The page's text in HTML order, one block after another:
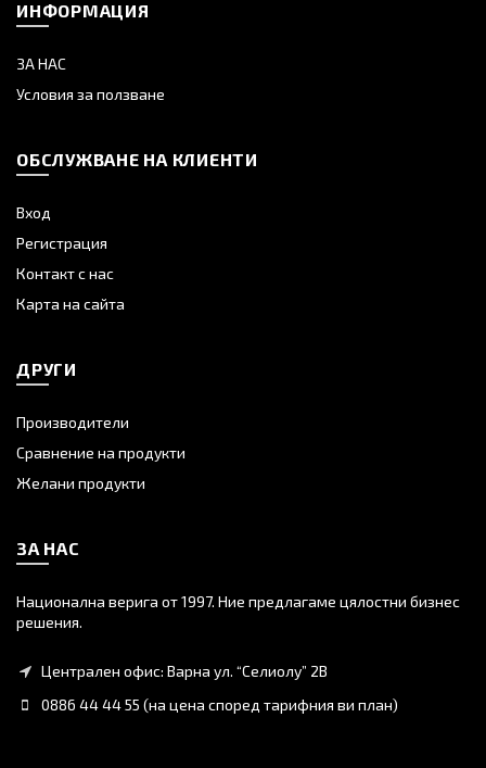
ИНФОРМАЦИЯ
ЗА НАС
Условия за ползване
ОБСЛУЖВАНЕ НА КЛИЕНТИ
Вход
Регистрация
Контакт с нас
Карта на сайта
ДРУГИ
Производители
Сравнение на продукти
Желани продукти
ЗА НАС
Национална верига от 1997. Ние предлагаме цялостни бизнес
решения.
Централен офис: Варна ул. “Селиолу” 2В
0886 44 44 55 (на цена според тарифния ви план)